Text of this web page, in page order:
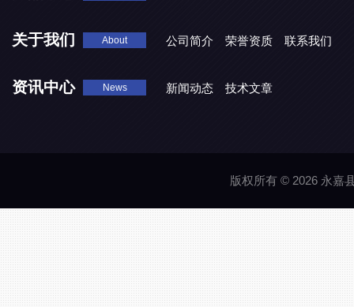
关于我们 About 公司简介 荣誉资质 联系我们
资讯中心 News 新闻动态 技术文章
版权所有 © 2026 永嘉